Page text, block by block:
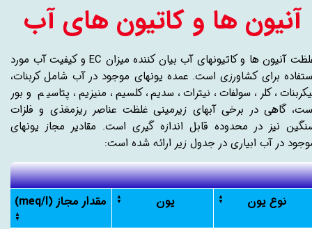
آنیون ها و کاتیون های آب
غلظت آنیون ها و کاتیونهای آب بیان کننده میزان EC و کیفیت آب مورد
برای کشاورزی است. عمده یونهای موجود در آب شامل کربنات،
کلر، سولفات، نیترات، سدیم، کلسیم، منیزیم، پتاسیم و بور
گاهی در برخی آبهای زیرمینی غلظت عناصر ریزمغذی و فلزات
نیز در محدوده قابل اندازه گیری است. مقادیر مجاز یونهای
در آب ابیاری در جدول زیر ارائه شده است:
نوع یون یون مقدار مجاز (meq/l)